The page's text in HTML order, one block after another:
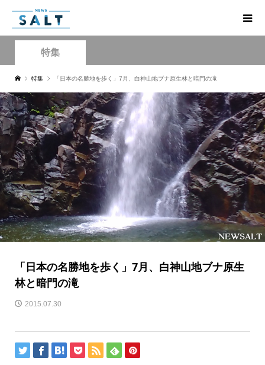
特集
特集 「日本の名勝地を歩く」7月、白神山地ブナ原生林と暗門の滝
「日本の名勝地を歩く」7月、白神山地ブナ原生
林と暗門の滝
2015.07.30